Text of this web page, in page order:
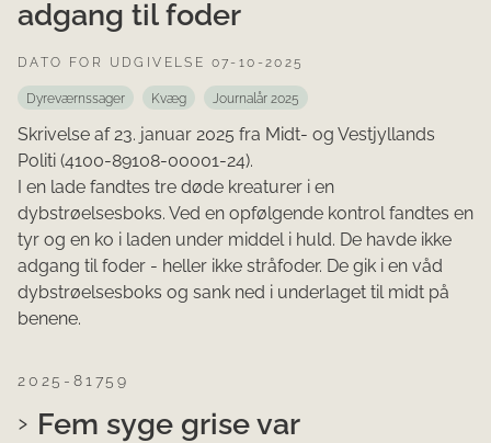
adgang til foder
DATO FOR UDGIVELSE 07-10-2025
Dyreværnssager Kvæg Journalår 2025
Skrivelse af 23. januar 2025 fra Midt- og Vestjyllands
Politi (4100-89108-00001-24).
I en lade fandtes tre døde kreaturer i en
dybstrøelsesboks. Ved en opfølgende kontrol fandtes en
tyr og en ko i laden under middel i huld. De havde ikke
adgang til foder - heller ikke stråfoder. De gik i en våd
dybstrøelsesboks og sank ned i underlaget til midt på
benene.
2025-81759
Fem syge grise var